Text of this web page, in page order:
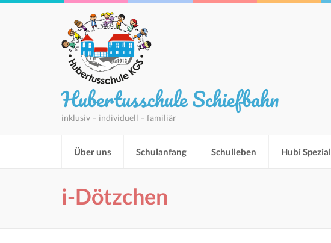
Hubertusschule Schiefbahn
inklusiv – individuell – familiär
Über uns Schulanfang Schulleben Hubi Spezial
i-Dötzchen